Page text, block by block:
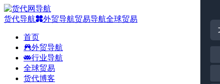
货代导航 外贸导航贸易导航全球贸易
首页
外贸导航
行业导航
全球贸易
货代博客